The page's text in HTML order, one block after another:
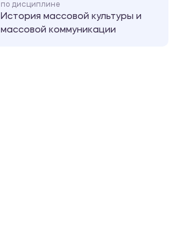
по дисциплине
История массовой культуры и
массовой коммуникации